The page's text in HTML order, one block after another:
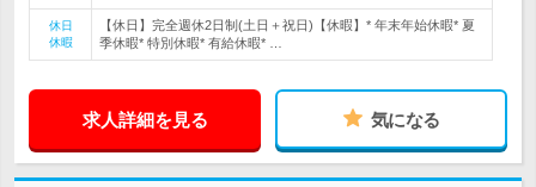
休日
休暇
【休日】完全週休2日制(土日＋祝日)【休暇】* 年末年始休暇* 夏
季休暇* 特別休暇* 有給休暇* …
求人詳細を見る 気になる